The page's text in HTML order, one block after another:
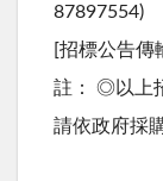
87897554)
[招標公告
註： ◎以上
請依政府採